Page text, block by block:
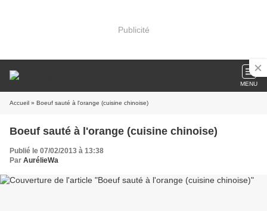
Publicité
MENU
Accueil » Boeuf sauté à l'orange (cuisine chinoise)
Boeuf sauté à l'orange (cuisine chinoise)
Publié le 07/02/2013 à 13:38
Par AurélieWa